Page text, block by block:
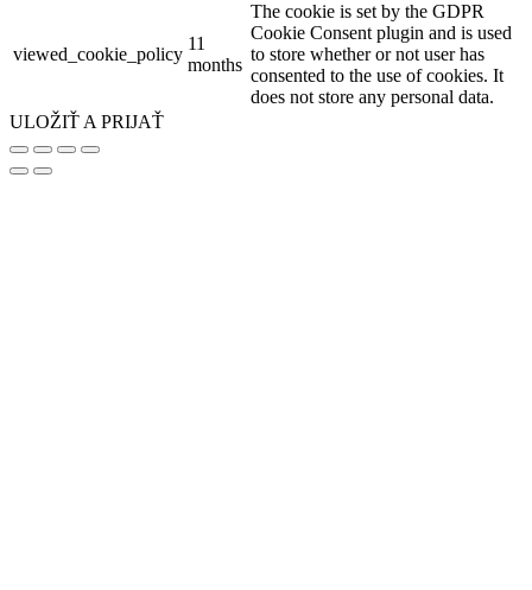
viewed_cookie_policy
11
months
The cookie is set by the GDPR
Cookie Consent plugin and is used
to store whether or not user has
consented to the use of cookies. It
does not store any personal data.
ULOŽIŤ A PRIJAŤ